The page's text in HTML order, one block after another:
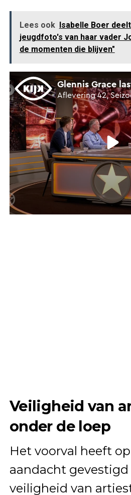
Lees ook
Isabelle Boer
jeugdfoto's van haar vader
de momenten die blijven"
Veiligheid van
onder de loep
Het voorval heeft
aandacht gevestigd
veiligheid van